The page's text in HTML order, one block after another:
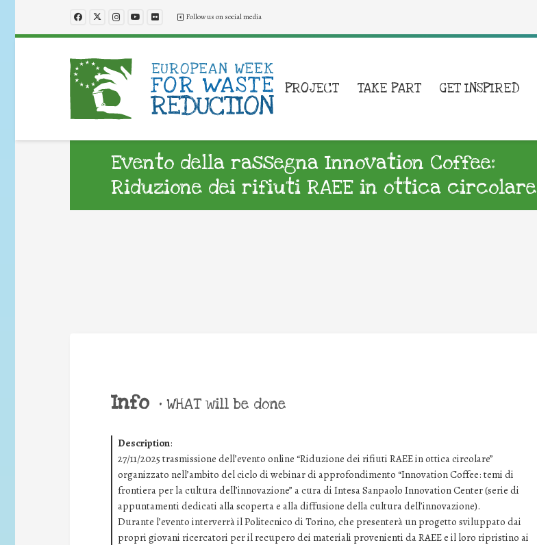
Follow us on social media
PROJECT TAKE PART GET INSPIRED
Evento della rassegna Innovation Coffee:
Riduzione dei rifiuti RAEE in ottica circolare
Info • WHAT will be done
Description:
27/11/2025 trasmissione dell’evento online “Riduzione dei rifiuti RAEE in ottica circolare”
organizzato nell’ambito del ciclo di webinar di approfondimento “Innovation Coffee: temi di
frontiera per la cultura dell’innovazione” a cura di Intesa Sanpaolo Innovation Center (serie di
appuntamenti dedicati alla scoperta e alla diffusione della cultura dell’innovazione).
Durante l’evento interverrà il Politecnico di Torino, che presenterà un progetto sviluppato dai
propri giovani ricercatori per il recupero dei materiali provenienti da RAEE e il loro ripristino ai